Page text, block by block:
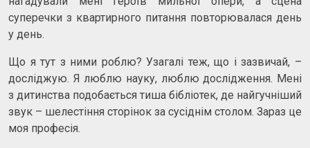
суперечки з квартирного питання повторювалася день
у день.
Що я тут з ними роблю? Узагалі теж, що і зазвичай, –
досліджую. Я люблю науку, люблю дослідження. Мені
з дитинства подобається тиша бібліотек, де найгучніший
звук – шелестіння сторінок за сусіднім столом. Зараз це
моя професія.